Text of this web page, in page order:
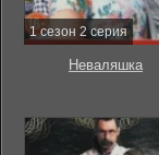
1 сезон 2 серия
Неваляшка